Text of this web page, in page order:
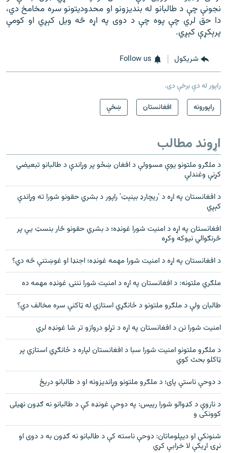
نجونې چې د طالبانو له بندیزونو او محدودیتونو سره مخامخ دي،
دا حق لري چې پوه چې د دوی په اړه څه ویل کېږي او کومې
پرېکړې کېږي.
شريکول Follow us
راپور له دې برخې دی.
راپورونه
افغانستان ښځې
اړوند مطالب
د ملګرو ملتونو یوې مسوولې د افغان ښځو پر وړاندې د طالبانو تبعیضي
کړنې وغندلې
د افغانستان په اړه د 'ریچارډ بینېټ' راپور د بشري حقونو شورا ته وړاندې
کېږي
افغانستان په اړه د امنیت شورا غونډه؛ د بشري حقونو څار بنسټ یې پر
څرنګوالي نیوکه وکړه
د افغانستان په اړه د امنیت شورا مهمه غونډه؛ اجنډا او غوښتنې څه دي؟
ملګري ملتونه: د افغانستان په اړه د امنیت شورا نننۍ غونډه مهمه ده
طالبان ولې د ملګرو ملتونو د ځانګړي استازي له ټاکنې سره مخالف دي؟
امنیت شورا نن د افغانستان په اړه د تړلو دروازو تر شا غونډه لري
د ملګرو ملتونو امنیت شورا سبا د افغانستان لپاره د ځانګړي استازي پر
ټاکلو بحث کوي
د دوحې ناستې پای؛ د ملګرو ملتونو وړاندیزونه او د طالبانو دریځ
د ناروې د کډوالو شورا رییس: په دوحې غونډه کې د طالبانو نه ګډون نهیلی
کوونکی و
شنونکي او دیپلوماتان: دوحې ناسته کې د طالبانو نه ګډون به د دوی او
نړۍ اړیکې لا خرابې کړي